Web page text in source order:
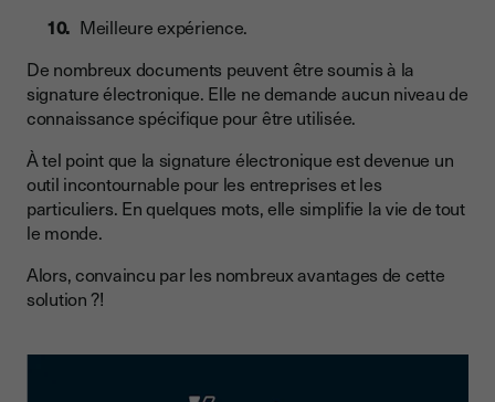
Meilleure expérience.
De nombreux documents peuvent être soumis à la
signature électronique. Elle ne demande aucun niveau de
connaissance spécifique pour être utilisée.
À tel point que la signature électronique est devenue un
outil incontournable pour les entreprises et les
particuliers. En quelques mots, elle simplifie la vie de tout
le monde.
Alors, convaincu par les nombreux avantages de cette
solution ?!